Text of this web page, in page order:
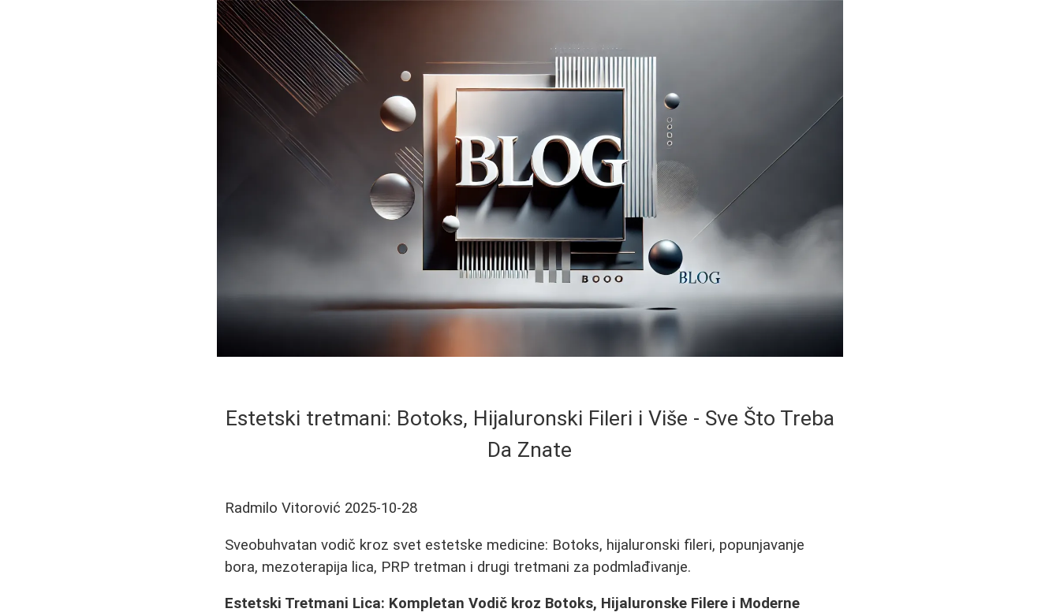
Estetski tretmani: Botoks, Hijaluronski Fileri i Više - Sve Što Treba
Da Znate
Radmilo Vitorović 2025-10-28
Sveobuhvatan vodič kroz svet estetske medicine: Botoks, hijaluronski fileri, popunjavanje
bora, mezoterapija lica, PRP tretman i drugi tretmani za podmlađivanje.
Estetski Tretmani Lica: Kompletan Vodič kroz Botoks, Hijaluronske Filere i Moderne